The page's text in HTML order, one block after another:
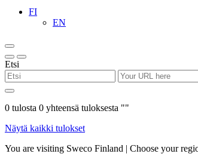
FI
EN
Etsi
0 tulosta 0 yhteensä tuloksesta ""
Näytä kaikki tulokset
You are visiting Sweco Finland | Choose your